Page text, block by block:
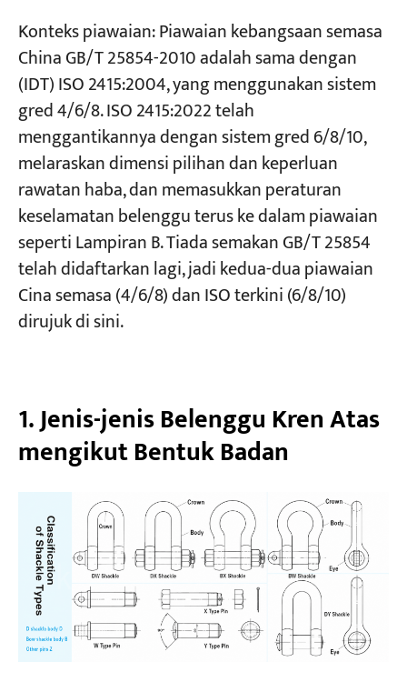
Bukan Spacer yang Dikimpal
Peraturan 6 — Cegah Putaran Pin Di Bawah
Beban
Peraturan 7 — Elakkan Konfigurasi Beban
Tidak Stabil
Peraturan 8 — Gunakan Pin Jenis-X untuk
Pemasangan Kritikal
Peraturan 9 — Penurunan Suhu
Peraturan 10 — Pendedahan Bahan Kimia
Peraturan 11 — Pemeriksaan Berkala
Kren Cina):
Konteks piawaian: Piawaian kebangsaan semasa
China GB/T 25854-2010 adalah sama dengan
(IDT) ISO 2415:2004, yang menggunakan sistem
gred 4/6/8. ISO 2415:2022 telah
menggantikannya dengan sistem gred 6/8/10,
melaraskan dimensi pilihan dan keperluan
rawatan haba, dan memasukkan peraturan
keselamatan belenggu terus ke dalam piawaian
seperti Lampiran B. Tiada semakan GB/T 25854
telah didaftarkan lagi, jadi kedua-dua piawaian
Cina semasa (4/6/8) dan ISO terkini (6/8/10)
dirujuk di sini.
1. Jenis-jenis Belenggu Kren Atas
mengikut Bentuk Badan